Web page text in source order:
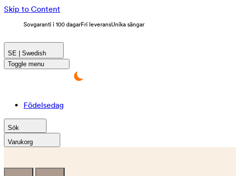
Skip to Content
Sovgaranti i 100 dagarFri leveransUnika sängar
SE | Swedish
Toggle menu
Födelsedag
Sök
Varukorg